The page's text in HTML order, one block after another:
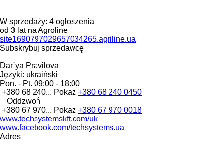
W sprzedaży: 4 ogłoszenia
od 3 lat na Agroline
site1690797029657034265.agriline.ua
Subskrybuj sprzedawcę
Dar`ya Pravilova
Języki: ukraiński
Pon. - Pt. 09:00 - 18:00
+380 68 240... Pokaż +380 68 240 0450
Oddzwoń
+380 67 970... Pokaż +380 67 970 0018
www.techsystemskft.com/uk
www.facebook.com/techsystems.ua
Adres